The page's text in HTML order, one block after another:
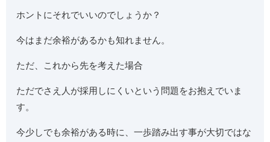
ホントにそれでいいのでしょうか？
今はまだ余裕があるかも知れません。
ただ、これから先を考えた場合
ただでさえ人が採用しにくいという問題をお抱えでいま
す。
今少しでも余裕がある時に、一歩踏み出す事が大切ではな